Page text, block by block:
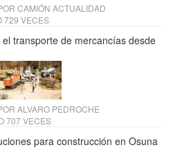
CAMIÓN ACTUALIDAD
729 VECES
transporte de mercancías desde
ALVARO PEDROCHE
707 VECES
para construcción en Osuna